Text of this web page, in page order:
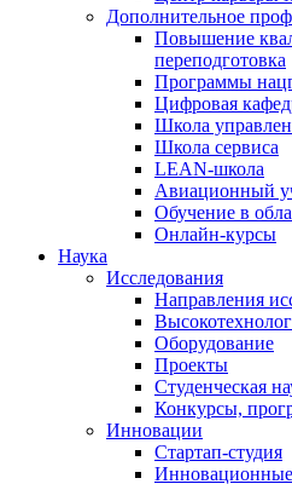
Дополнительное
Повышение
переподготовка
Программы
Цифровая
Школа
Школа сервиса
LEAN-школа
Авиационный
Обучение в
Онлайн-курсы
Наука
Исследования
Направления
Оборудование
Проекты
Студенческая
Конкурсы,
Инновации
Стартап-студия